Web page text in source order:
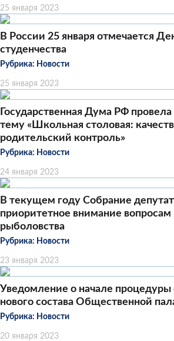
25 января 2023
В России 25 января отмечается
студенчества
Рубрика: Новости
25 января 2023
Государственная Дума РФ
тему «Школьная столовая:
родительский контроль»
Рубрика: Новости
24 января 2023
В текущем году Собрание
приоритетное внимание вопросам
рыболовства
Рубрика: Новости
23 января 2023
Уведомление о начале
нового состава Общественной
Рубрика: Новости
20 января 2023